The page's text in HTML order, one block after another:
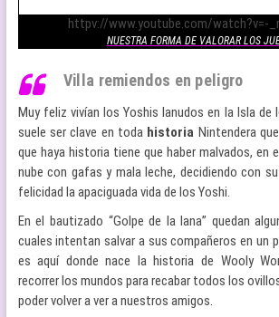
httpv://www.youtube.com/watch?v=-
NUESTRA FORMA DE VALORAR LOS
Villa remiendos en peligro
Muy feliz vivían los Yoshis lanudos en la Isla de
suele ser clave en toda historia Nintendera
que haya historia tiene que haber malvados, en
nube con gafas y mala leche, decidiendo con
felicidad la apaciguada vida de los Yoshi.
En el bautizado “Golpe de la lana” quedan
cuales intentan salvar a sus compañeros en un
es aquí donde nace la historia de Wooly
recorrer los mundos para recabar todos los
poder volver a ver a nuestros amigos.